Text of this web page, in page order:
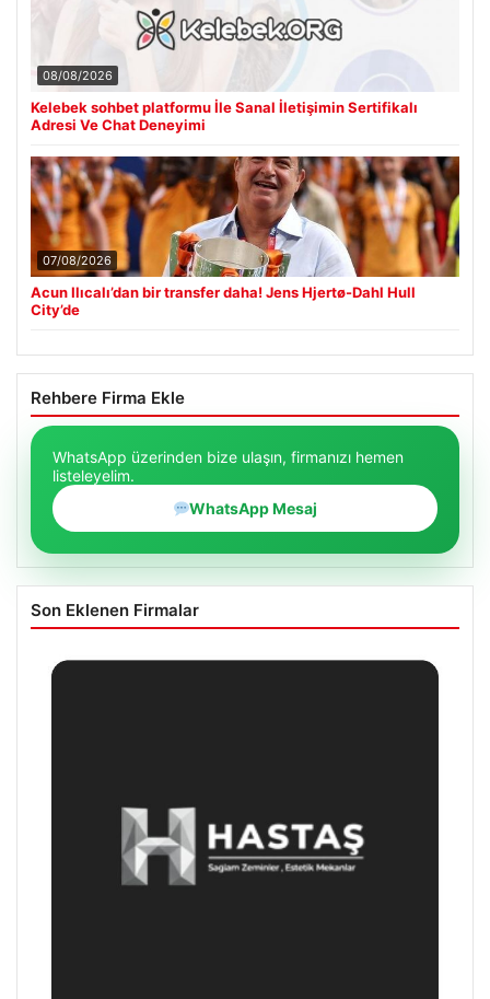
08/08/2026
Kelebek sohbet platformu İle Sanal İletişimin Sertifikalı
Adresi Ve Chat Deneyimi
07/08/2026
Acun Ilıcalı’dan bir transfer daha! Jens Hjertø-Dahl Hull
City’de
Rehbere Firma Ekle
WhatsApp üzerinden bize ulaşın, firmanızı hemen
listeleyelim.
WhatsApp Mesaj
Son Eklenen Firmalar